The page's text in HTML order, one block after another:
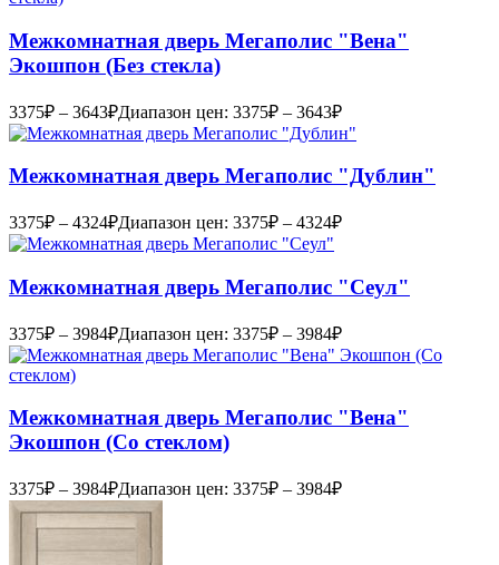
Межкомнатная дверь Мегаполис "Вена"
Экошпон (Без стекла)
3375₽ – 3643₽Диапазон цен: 3375₽ – 3643₽
Межкомнатная дверь Мегаполис "Дублин"
3375₽ – 4324₽Диапазон цен: 3375₽ – 4324₽
Межкомнатная дверь Мегаполис "Сеул"
3375₽ – 3984₽Диапазон цен: 3375₽ – 3984₽
Межкомнатная дверь Мегаполис "Вена"
Экошпон (Со стеклом)
3375₽ – 3984₽Диапазон цен: 3375₽ – 3984₽